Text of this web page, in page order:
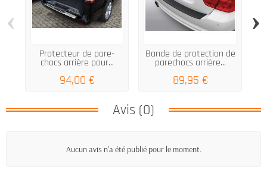
Protecteur de pare-
chocs arrière pour...
94,00 €
Bande de protection de
parechocs arrière...
89,95 €
‹ ›
Avis (0)
Aucun avis n'a été publié pour le moment.